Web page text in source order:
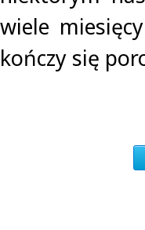
wiele
kończy się